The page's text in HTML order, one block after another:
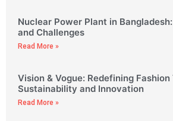
Nuclear Power Plant in
and Challenges
Read More »
Vision & Vogue: Redefining
Sustainability and Innovation
Read More »